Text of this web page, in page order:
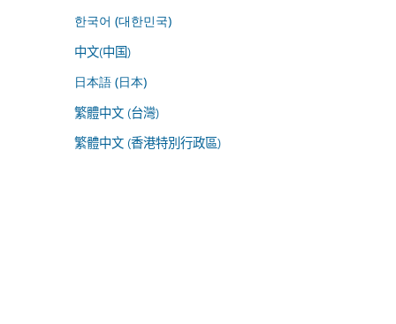
한국어 (대한민국)
中文(中国)
日本語 (日本)
繁體中文 (台灣)
繁體中文 (香港特別行政區)